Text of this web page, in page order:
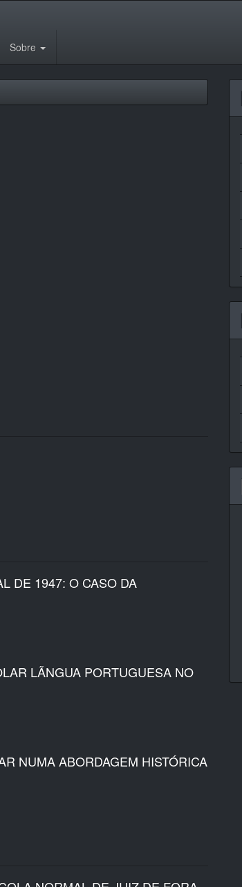
Sobre
DE 1947: O CASO DA
LÃNGUA PORTUGUESA NO
NUMA ABORDAGEM HISTÓRICA